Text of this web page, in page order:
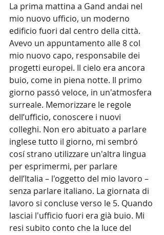
La prima mattina a Gand andai nel
mio nuovo ufficio, un moderno
edificio fuori dal centro della città.
Avevo un appuntamento alle 8 col
mio nuovo capo, responsabile dei
progetti europei. Il cielo era ancora
buio, come in piena notte. Il primo
giorno passó veloce, in un'atmosfera
surreale. Memorizzare le regole
dell’ufficio, conoscere i nuovi
colleghi. Non ero abituato a parlare
inglese tutto il giorno, mi sembró
cosí strano utilizzare un'altra lingua
per esprimermi, per parlare
dell’Italia – l'oggetto del mio lavoro –
senza parlare italiano. La giornata di
lavoro si concluse verso le 5. Quando
lasciai l'ufficio fuori era già buio. Mi
resi subito conto che la luce del